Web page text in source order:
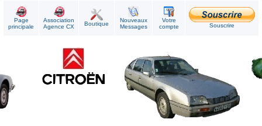
Page
principale
Association
Agence CX
Boutique
Nouveaux
Messages
Votre
compte
Souscrire